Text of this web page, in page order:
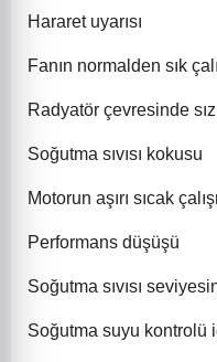
Hararet uyarısı
Fanın normalden sık
Radyatör çevresinde
Soğutma sıvısı kokusu
Motorun aşırı sıcak
Performans düşüşü
Soğutma sıvısı
Soğutma suyu kontrolü